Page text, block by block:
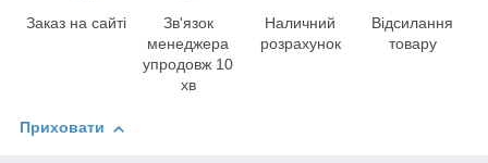
Заказ на сайті
Зв'язок
менеджера
упродовж 10
хв
Наличний
розрахунок
Відсилання
товару
Приховати